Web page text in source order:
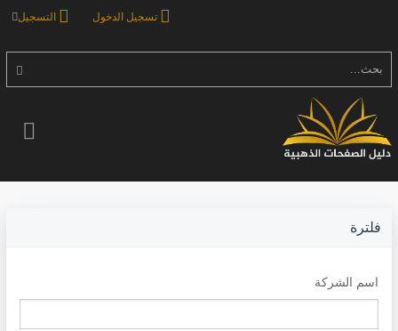
التسجيل تسجيل الدخول
بحث...
فلترة
اسم الشركة